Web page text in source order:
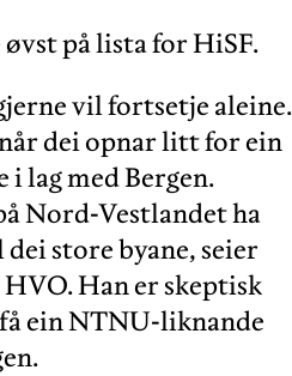
på lista for HiSF.
vil fortsetje aleine.
dei opnar litt for ein
i lag med Bergen.
Nord-Vestlandet ha
store byane, seier
Han er skeptisk
ein NTNU-liknande